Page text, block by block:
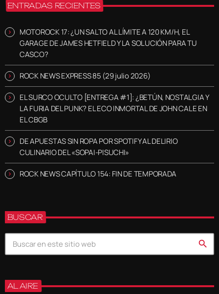
ENTRADAS RECIENTES
MOTOROCK 17: ¿UN SALTO AL LÍMITE A 120 KM/H, EL
GARAGE DE JAMES HETFIELD Y LA SOLUCIÓN PARA TU
CASCO?
ROCK NEWS EXPRESS 85 (29 julio 2026)
EL SURCO OCULTO [ENTREGA #1]: ¿BETÚN, NOSTALGIA Y
LA FURIA DEL PUNK? EL ECO INMORTAL DE JOHN CALE EN
EL CBGB
DE APUESTAS SIN ROPA POR SPOTIFY AL DELIRIO
CULINARIO DEL «SOPAI-PISUCHI»
ROCK NEWS CAPÍTULO 154: FIN DE TEMPORADA
BUSCAR
search
AL AIRE